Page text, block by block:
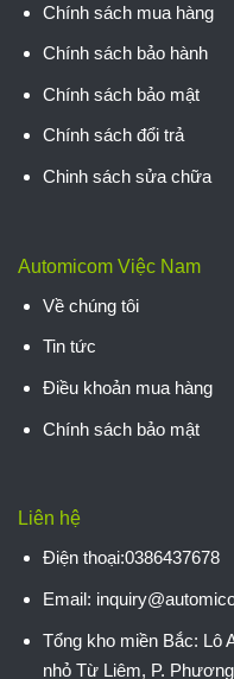
Chính sách mua hàng
Chính sách bảo hành
Chính sách bảo mật
Chính sách đổi trả
Chinh sách sửa chữa
Automicom Việc Nam
Về chúng tôi
Tin tức
Điều khoản mua hàng
Chính sách bảo mật
Liên hệ
Điện thoại:0386437678
Email:
Tổng kho miền Bắc: Lô
nhỏ Từ Liêm, P.